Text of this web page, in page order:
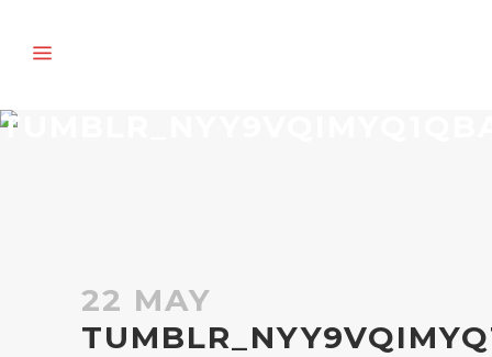
22 MAY